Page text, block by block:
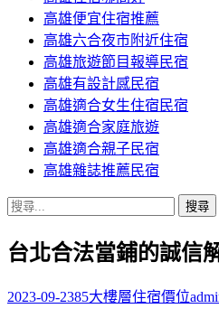
高雄便宜住宿推薦
高雄六合夜市附近住宿
高雄旅遊節目報導民宿
高雄有設計感民宿
高雄適合女生住宿民宿
高雄適合家庭旅遊
高雄適合親子民宿
高雄雜誌推薦民宿
搜
關
字:
台北合法當鋪的誠信
2023-09-2385大樓層住宿價位